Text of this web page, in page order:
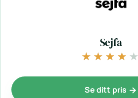
Sejfa
★★★★★
★★★★★
Se ditt pris